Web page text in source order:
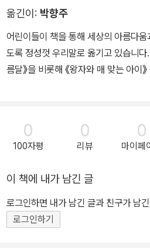
게》, 《중국의 시작》 들이 있다.
옮긴이: 박향주
어린이들이 책을 통해 세상의 아름다
도록 정성껏 우리말로 옮기고 있습니다
름달》을 비롯해 《왕자와 매 맞는 아이》
0
100자평
0
리뷰
0
마이페
이 책에 내가 남긴 글
로그인하면 내가 남긴 글과 친구가 남
로그인하기